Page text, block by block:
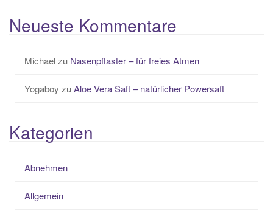
Neueste Kommentare
Michaelzu Nasenpflaster – für freies Atmen
Yogaboy zuAloe Vera Saft – natürlicher Powersaft
Kategorien
Abnehmen
Allgemein